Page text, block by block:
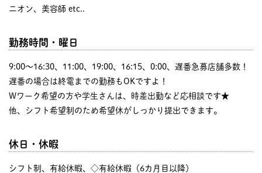
ニオン、美容師 etc..
勤務時間・曜日
9:00〜16:30、11:00、19:00、16:15、0:00、遅番急募店舗多数！
遅番の場合は終電までの勤務もOKですよ！
Wワーク希望の方や学生さんは、時差出勤など応相談です★
他、シフト希望制のため希望休がしっかり提出できます。
休日・休暇
シフト制、有給休暇、◇有給休暇（6カ月目以降）